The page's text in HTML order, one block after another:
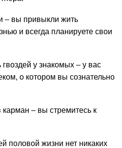
– вы привыкли жить
и всегда планируете свои
у знакомых – у вас
о котором вы сознательно
карман – вы стремитесь к
половой жизни нет никаких